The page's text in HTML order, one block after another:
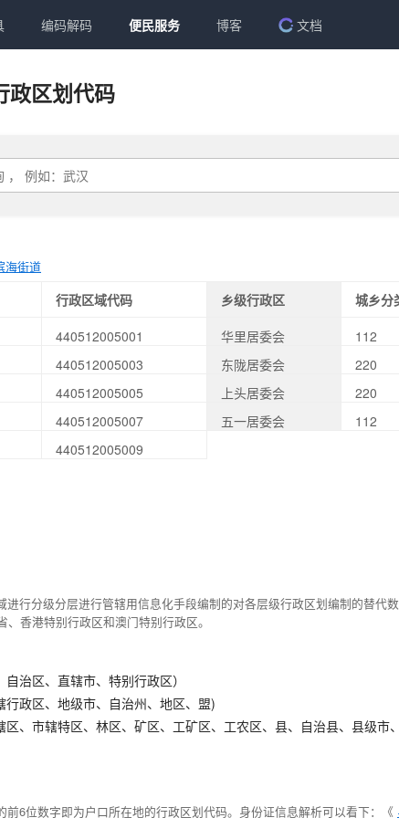
编码解码 便民服务 博客 文档
政区划代码
海街道
行政区域代码 乡级行政区 城乡分
440512005001 华里居委会 112
440512005003 东陇居委会 220
440512005005 上头居委会 220
440512005007 五一居委会 112
440512005009
行分级分层进行管辖用信息化手段编制的对各层级行政区划编制的替代
香港特别行政区和澳门特别行政区。
治区、直辖市、特别行政区）
政区、地级市、自治州、地区、盟)
、市辖特区、林区、矿区、工矿区、工农区、县、自治县、县级市
6位数字即为户口所在地的行政区划代码。身份证信息解析可以看下：《